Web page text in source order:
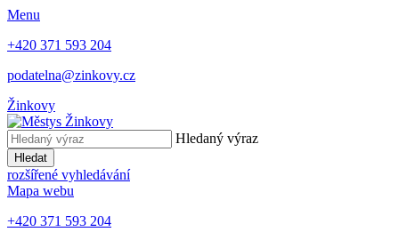
Menu
+420 371 593 204
podatelna@zinkovy.cz
Žinkovy
Hledaný výraz
Hledat
rozšířené vyhledávání
Mapa webu
+420 371 593 204